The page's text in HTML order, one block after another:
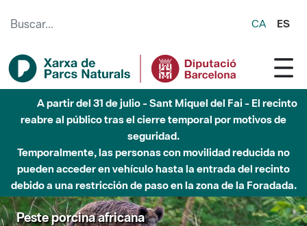
CA ES
A partir del 31 de julio - Sant Miquel del Fai - El recinto
reabre al público tras el cierre temporal por motivos de
seguridad.
Temporalmente, las personas con movilidad reducida no
pueden acceder en vehículo hasta la entrada del recinto
debido a una restricción de paso en la zona de la Foradada.
Peste porcina africana